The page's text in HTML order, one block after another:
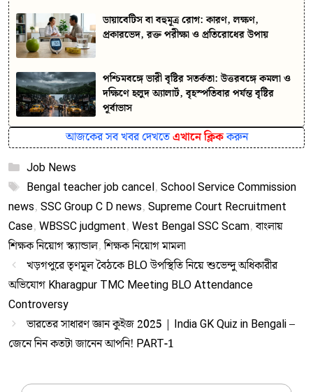
ডায়াবেটিস বা বহুমূত্র রোগ: কারণ, লক্ষণ,
প্রকারভেদ, রক্ত পরীক্ষা ও প্রতিরোধের উপায়
পশ্চিমবঙ্গে ভারী বৃষ্টির সতর্কতা: উত্তরবঙ্গে কমলা ও
দক্ষিণে হলুদ অ্যালার্ট, বৃহস্পতিবার পর্যন্ত বৃষ্টির
পূর্বাভাস
আজকের সব খবর দেখতেএখানে ক্লিককরুন
Categories
Job News
Tags
Bengal teacher job cancel, School Service Commission
news, SSC Group C D news, Supreme Court Recruitment
Case, WBSSC judgment, West Bengal SSC Scam,বাংলায়
শিক্ষক নিয়োগ স্ক্যান্ডাল,শিক্ষক নিয়োগ মামলা
খড়গপুরে তৃণমূল বৈঠকে BLO উপস্থিতি নিয়ে শুভেন্দু অধিকারীর
অভিযোগ Kharagpur TMC Meeting BLO Attendance
Controversy
ভারতের সাধারণ জ্ঞান কুইজ 2025 | India GK Quiz in Bengali –
জেনে নিন কতটা জানেন আপনি! PART-1